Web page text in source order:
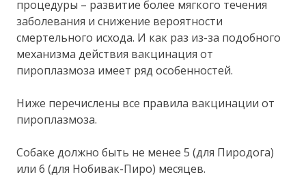
процедуры – развитие более мягкого течения
заболевания и снижение вероятности
смертельного исхода. И как раз из-за подобного
механизма действия вакцинация от
пироплазмоза имеет ряд особенностей.
Ниже перечислены все правила вакцинации от
пироплазмоза.
Собаке должно быть не менее 5 (для Пиродога)
или 6 (для Нобивак-Пиро) месяцев.